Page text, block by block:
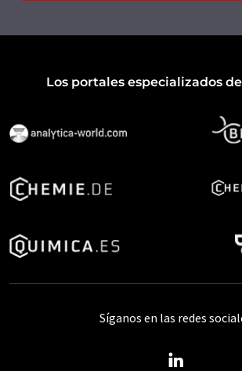
Los portales especializados
Síganos en las redes